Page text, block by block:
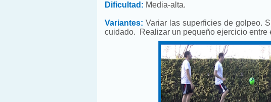
Dificultad: Media-alta.
Variantes:Variar las superficies de golpeo.
cuidado. Realizar un pequeño ejercicio